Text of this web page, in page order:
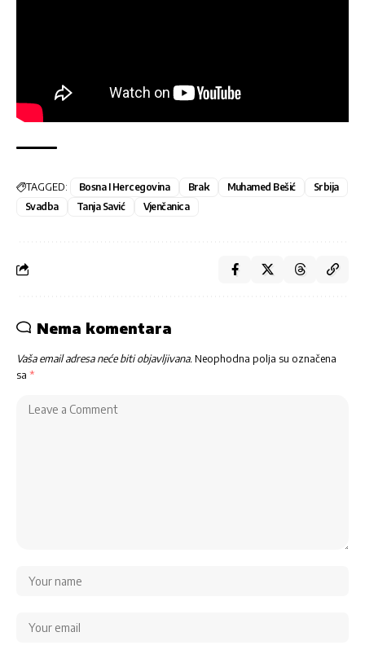
TAGGED: Bosna I Hercegovina Brak Muhamed Bešić
Srbija
Svadba
Tanja Savić Vjenčanica
Nema komentara
Vaša email adresa neće biti objavljivana. Neophodna polja su označena
sa *